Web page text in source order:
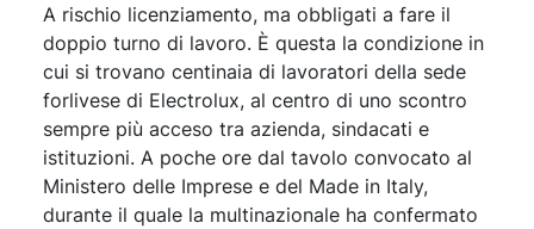
A rischio licenziamento, ma obbligati a fare il
doppio turno di lavoro. È questa la condizione in
cui si trovano centinaia di lavoratori della sede
forlivese di Electrolux, al centro di uno scontro
sempre più acceso tra azienda, sindacati e
istituzioni. A poche ore dal tavolo convocato al
Ministero delle Imprese e del Made in Italy,
durante il quale la multinazionale ha confermato